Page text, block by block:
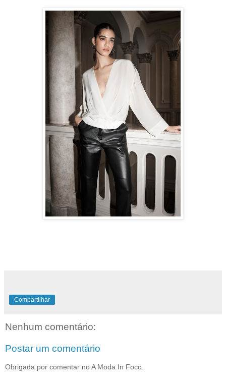
Compartilhar
Nenhum comentário:
Postar um comentário
Obrigada por comentar no A Moda In Foco.